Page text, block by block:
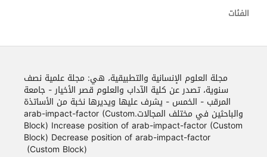
الفئات
مجلة العلوم الإنسانية والتطبيقية، هي: مجلة علمية نصف
سنوية، تصدر عن كلية الآداب والعلوم قصر الأخيار - جامعة
المرقب - الخمس - يشرف عليها ويديرها نخبة من الأساتذة
والباحثين في مختلف المجالات.arab-impact-factor (Custom
Block) Increase position of arab-impact-factor (Custom
Block) Decrease position of arab-impact-factor
(Custom Block)